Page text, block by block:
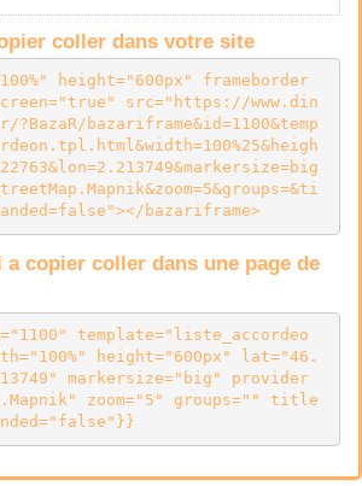
coller dans votre site
height="600px" frameborder
src="https://www.din
bazariframe&id=1100&temp
bazariframe>
copier coller dans une page de
template="liste_accordeo
height="600px" lat="46.
markersize="big" provider
zoom="5" groups="" title